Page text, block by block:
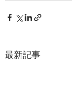
最新記事